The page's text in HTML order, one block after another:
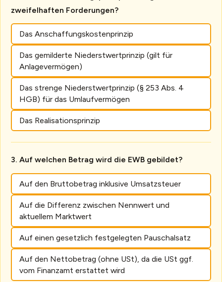
zweifelhaften Forderungen?
Das Anschaffungskostenprinzip
Das gemilderte Niederstwertprinzip (gilt für
Anlagevermögen)
Das strenge Niederstwertprinzip (§ 253 Abs. 4
HGB) für das Umlaufvermögen
Das Realisationsprinzip
Auf welchen Betrag wird die EWB gebildet?
Auf den Bruttobetrag inklusive Umsatzsteuer
Auf die Differenz zwischen Nennwert und
aktuellem Marktwert
Auf einen gesetzlich festgelegten Pauschalsatz
Auf den Nettobetrag (ohne USt), da die USt ggf.
vom Finanzamt erstattet wird